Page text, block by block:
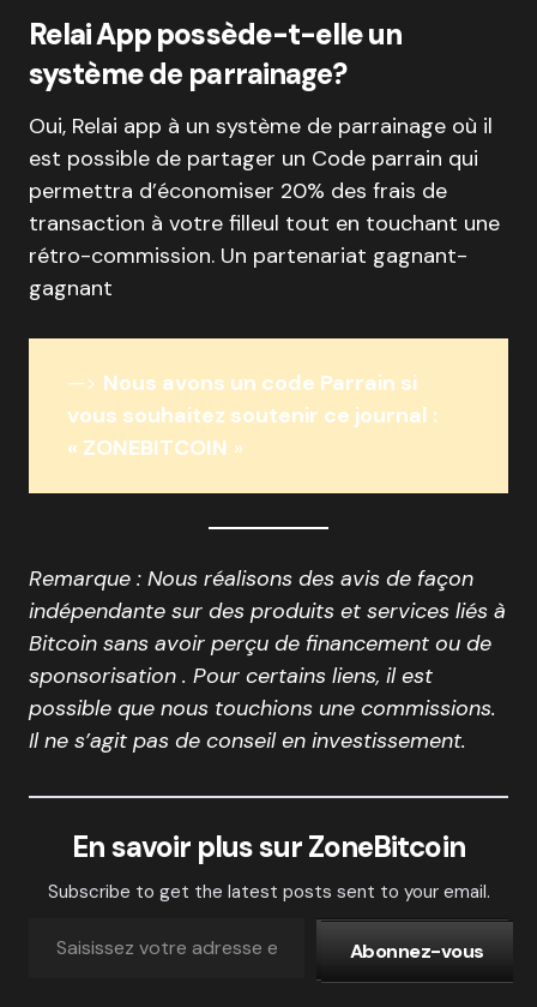
Relai App possède-t-elle un
systèmede parrainage?
Oui, Relai app à un système de parrainage où il
est possible de partager un Code parrain qui
permettra d’économiser 20% des frais de
transaction à votre filleul tout en touchant une
rétro-commission. Un partenariat gagnant-
gagnant
—> Nous avons un code Parrain si
vous souhaitez soutenir ce journal :
« ZONEBITCOIN »
Remarque : Nous réalisons des avis de façon
indépendante sur des produits et services liés à
Bitcoin sans avoir perçu de financement ou de
sponsorisation . Pour certains liens, il est
possible que nous touchions une commissions.
Il ne s’agit pas de conseil en investissement.
En savoir plus sur ZoneBitcoin
Subscribe to get the latest posts sent to your email.
Abonnez-vous
Abonnez-vous